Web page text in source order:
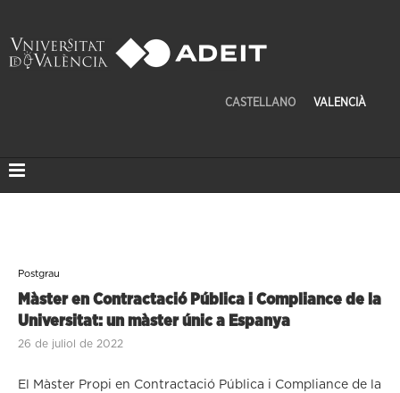
CASTELLANO VALENCIÀ
Postgrau
Màster en Contractació Pública i Compliance de la
Universitat: un màster únic a Espanya
26 de juliol de 2022
El Màster Propi en Contractació Pública i Compliance de la